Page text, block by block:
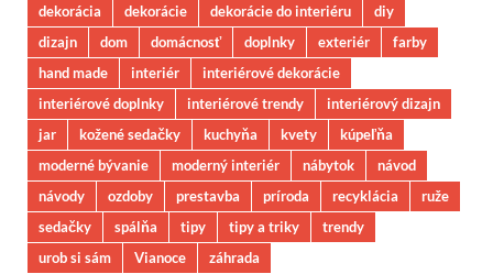
dekorácia
dekorácie dekorácie do interiéru
diy
dizajn
dom domácnosť doplnky exteriér
farby
hand made
interiér
interiérové dekorácie
interiérové doplnky
interiérové trendy
interiérový dizajn
jar
kožené sedačky kuchyňa kvety
kúpeľňa
moderné bývanie
moderný interiér nábytok
návod
návody
ozdoby prestavba príroda recyklácia
ruže
sedačky
spálňa tipy tipy a triky
trendy
urob si sám
Vianoce záhrada